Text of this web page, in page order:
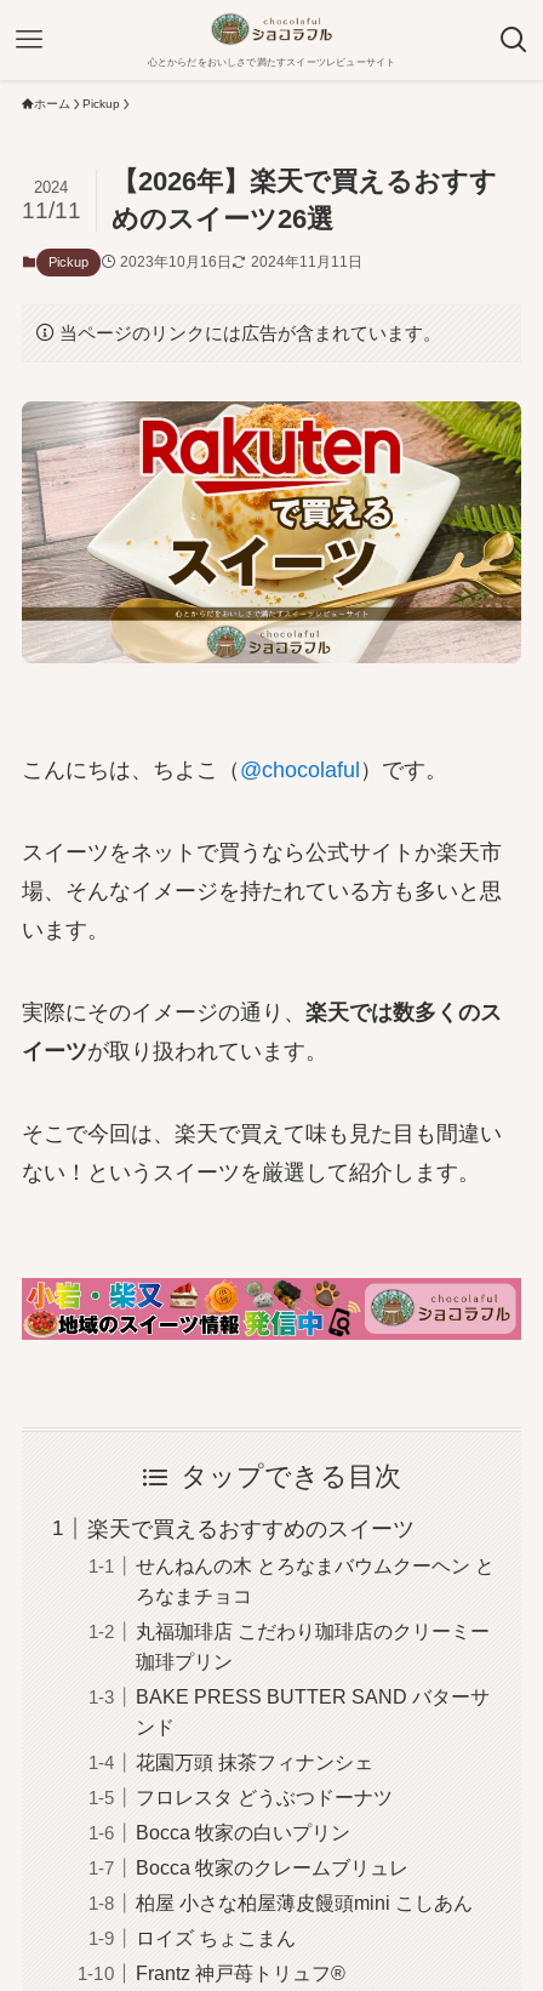
心とからだをおいしさで満たすスイーツレビューサイト
ホーム Pickup
【2026年】楽天で買えるおすす
めのスイーツ26選
2024
11/11
Pickup 2023年10月16日 2024年11月11日
当ページのリンクには広告が含まれています。
こんにちは、ちよこ（ @chocolaful ）です。
スイーツをネットで買うなら公式サイトか楽天市
場、そんなイメージを持たれている方も多いと思
います。
実際にそのイメージの通り、 楽天では数多くのス
イーツが取り扱われています。
そこで今回は、楽天で買えて味も見た目も間違い
ない！というスイーツを厳選して紹介します。
タップできる目次
楽天で買えるおすすめのスイーツ
せんねんの木 とろなまバウムクーヘン と
ろなまチョコ
丸福珈琲店 こだわり珈琲店のクリーミー
珈琲プリン
BAKE PRESS BUTTER SAND バターサ
ンド
花園万頭 抹茶フィナンシェ
フロレスタ どうぶつドーナツ
Bocca 牧家の白いプリン
Bocca 牧家のクレームブリュレ
柏屋 小さな柏屋薄皮饅頭mini こしあん
ロイズ ちょこまん
Frantz 神戸苺トリュフ®